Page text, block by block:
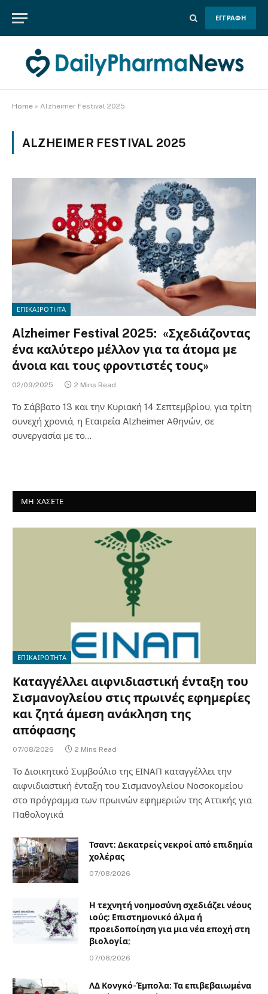
ΕΓΓΡΑΦΗ
Home » Alzheimer Festival 2025
ALZHEIMER FESTIVAL 2025
ΕΠΙΚΑΙΡΟΤΗΤΑ
Alzheimer Festival 2025: «Σχεδιάζοντας
ένα καλύτερο μέλλον για τα άτομα με
άνοια και τους φροντιστές τους»
02/09/2025 2 Mins Read
Το Σάββατο 13 και την Κυριακή 14 Σεπτεμβρίου, για τρίτη
συνεχή χρονιά, η Εταιρεία Alzheimer Αθηνών, σε
συνεργασία με το…
ΜΗ ΧΑΣΕΤΕ
ΕΠΙΚΑΙΡΟΤΗΤΑ
Καταγγέλλει αιφνιδιαστική ένταξη του
Σισμανογλείου στις πρωινές εφημερίες
και ζητά άμεση ανάκληση της
απόφασης
07/08/2026 2 Mins Read
Το Διοικητικό Συμβούλιο της ΕΙΝΑΠ καταγγέλλει την
αιφνιδιαστική ένταξη του Σισμανογλείου Νοσοκομείου
στο πρόγραμμα των πρωινών εφημεριών της Αττικής για
Παθολογικά
Τσαντ: Δεκατρείς νεκροί από επιδημία
χολέρας
07/08/2026
Η τεχνητή νοημοσύνη σχεδιάζει νέους
ιούς: Επιστημονικό άλμα ή
προειδοποίηση για μια νέα εποχή στη
βιολογία;
07/08/2026
ΛΔ Κονγκό-Έμπολα: Τα επιβεβαιωμένα